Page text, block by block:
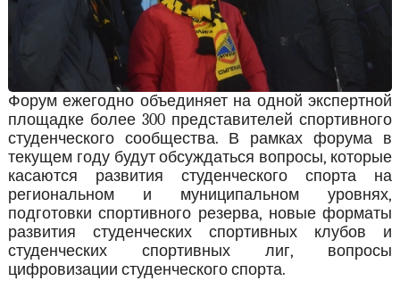
Форум ежегодно объединяет на одной экспертной
площадке более 300 представителей спортивного
студенческого сообщества. В рамках форума в
текущем году будут обсуждаться вопросы, которые
касаются развития студенческого спорта на
региональном и муниципальном уровнях,
подготовки спортивного резерва, новые форматы
развития студенческих спортивных клубов и
студенческих спортивных лиг, вопросы
цифровизации студенческого спорта.